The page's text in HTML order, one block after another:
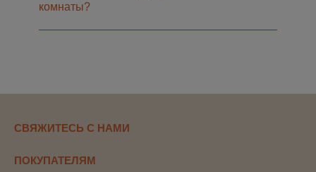
комнаты?
СВЯЖИТЕСЬ С НАМИ
ПОКУПАТЕЛЯМ